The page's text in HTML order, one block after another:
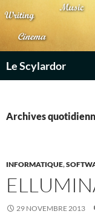
au
contenu
Le Scylardor
Archives
INFORMATIQUE,
29 NOVEMBRE 2013